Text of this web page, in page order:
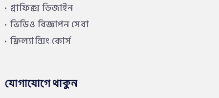
গ্রাফিক্স ডিজাইন
ভিডিও বিজ্ঞাপন সেবা
ফ্রিল্যান্সিং কোর্স
যোগাযোগে থাকুন